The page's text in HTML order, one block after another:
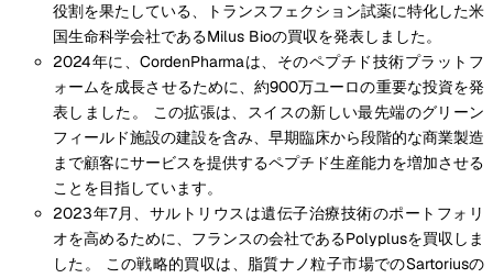
役割を果たしている、トランスフェクション試薬に特化した米
国生命科学会社であるMilus Bioの買収を発表しました。
2024年に、CordenPharmaは、そのペプチド技術プラットフ
ォームを成長させるために、約900万ユーロの重要な投資を発
表しました。 この拡張は、スイスの新しい最先端のグリーン
フィールド施設の建設を含み、早期臨床から段階的な商業製造
まで顧客にサービスを提供するペプチド生産能力を増加させる
ことを目指しています。
2023年7月、サルトリウスは遺伝子治療技術のポートフォリ
オを高めるために、フランスの会社であるPolyplusを買収しま
した。 この戦略的買収は、脂質ナノ粒子市場でのSartoriusの